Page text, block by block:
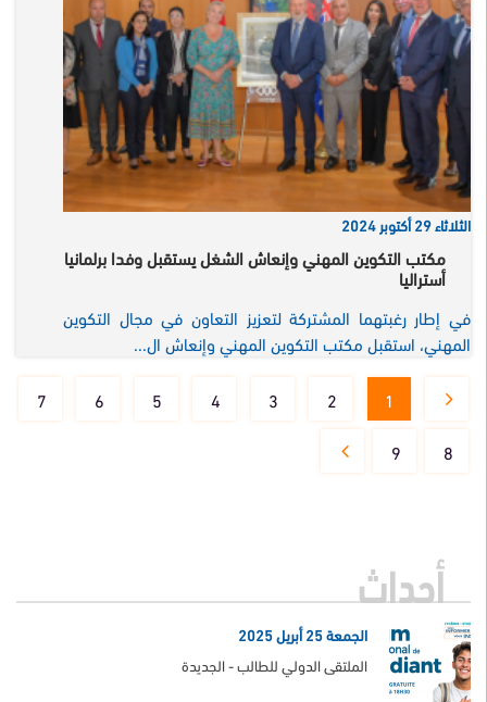
الثلاثاء 29 أكتوبر 2024
مكتب التكوين المهني وإنعاش الشغل يستقبل وفدا برلمانيا
أستراليا
في إطار رغبتهما المشتركة لتعزيز التعاون في مجال التكوين
المهني، استقبل مكتب التكوين المهني وإنعاش ال...
Previous
Current
page
1 الصفحة
2 الصفحة
3 الصفحة
4 الصفحة
5 الصفحة
6
7
الصفحة
8 الصفحة
9
Next
أحداث
الجمعة 25 أبريل 2025
الملتقى الدولي للطالب - الجديدة